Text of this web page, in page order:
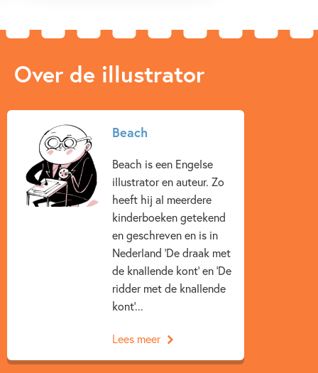
Over de illustrator
Beach
Beach is een Engelse
illustrator en auteur. Zo
heeft hij al meerdere
kinderboeken getekend
en geschreven en is in
Nederland 'De draak met
de knallende kont' en 'De
ridder met de knallende
kont'...
Lees meer